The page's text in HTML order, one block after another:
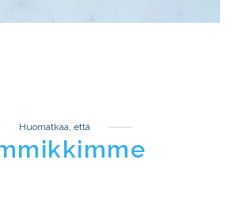
Huomatkaa, että